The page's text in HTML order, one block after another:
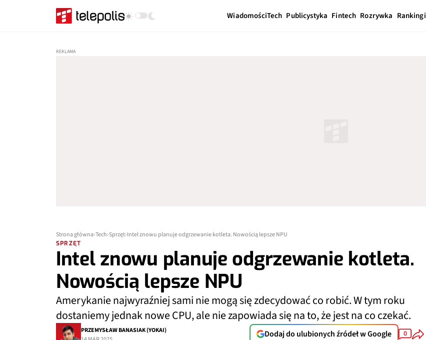
WiadomościTech Publicystyka Fintech Rozrywka Rankingi
Strona główna Tech Sprzęt Intel znowu planuje odgrzewanie kotleta. Nowością lepsze NPU
SPRZĘT
Intel znowu planuje odgrzewanie kotleta.
Nowością lepsze NPU
Amerykanie najwyraźniej sami nie mogą się zdecydować co robić. W tym roku
dostaniemy jednak nowe CPU, ale nie zapowiada się na to, że jest na co czekać.
PRZEMYSŁAW BANASIAK (YOKAI)
Dodaj do ulubionych źródeł w Google 0